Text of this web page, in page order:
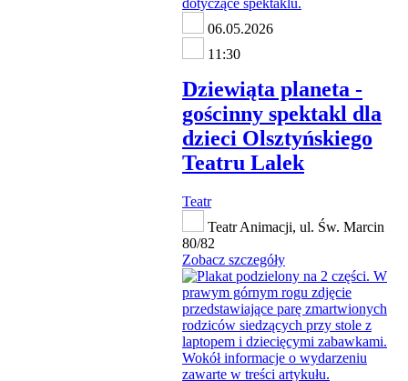
06.05.2026
11:30
Dziewiąta planeta -
gościnny spektakl dla
dzieci Olsztyńskiego
Teatru Lalek
Teatr
Teatr Animacji, ul. Św. Marcin
80/82
Zobacz szczegóły